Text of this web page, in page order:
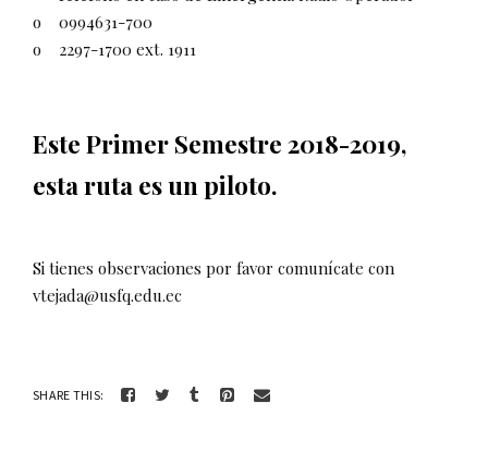
o 0994631-700
o 2297-1700 ext. 1911
Este Primer Semestre 2018-2019,
esta ruta es un piloto.
Si tienes observaciones por favor comunícate con
vtejada@usfq.edu.ec
SHARE THIS: